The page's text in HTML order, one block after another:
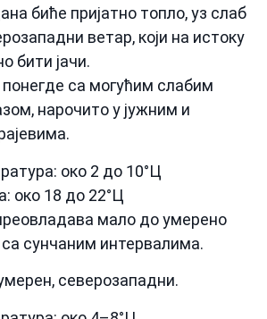
биће пријатно топло, уз слаб
ветар, који на истоку
бити јачи.
понегде са могућим слабим
нарочито у јужним и
око 2 до 10°Ц
око 18 до 22°Ц
мало до умерено
сунчаним интервалима.
северозападни.